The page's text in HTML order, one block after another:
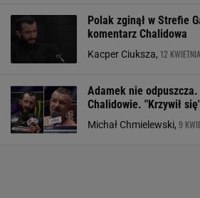
Polak zginął w Strefie
komentarz Chalidowa
Kacper Ciuksza, 12
Adamek nie
Chalidowie. "Krzywił
Michał Chmielewski, 9